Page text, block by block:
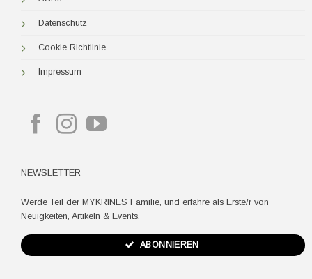
Datenschutz
Cookie Richtlinie
Impressum
NEWSLETTER
Werde Teil der MYKRINES Familie, und erfahre als Erste/r von
Neuigkeiten, Artikeln & Events.
ABONNIEREN